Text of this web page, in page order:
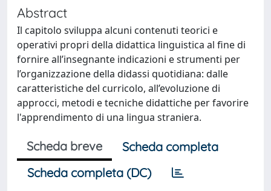
Abstract
Il capitolo sviluppa alcuni contenuti teorici e
operativi propri della didattica linguistica al fine di
fornire all’insegnante indicazioni e strumenti per
l’organizzazione della didassi quotidiana: dalle
caratteristiche del curricolo, all’evoluzione di
approcci, metodi e tecniche didattiche per favorire
l'apprendimento di una lingua straniera.
Scheda breve
Scheda completa
Scheda completa (DC)